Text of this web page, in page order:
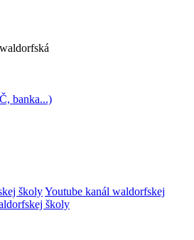
banka...)
školyYoutube kanál waldorfskej
školy